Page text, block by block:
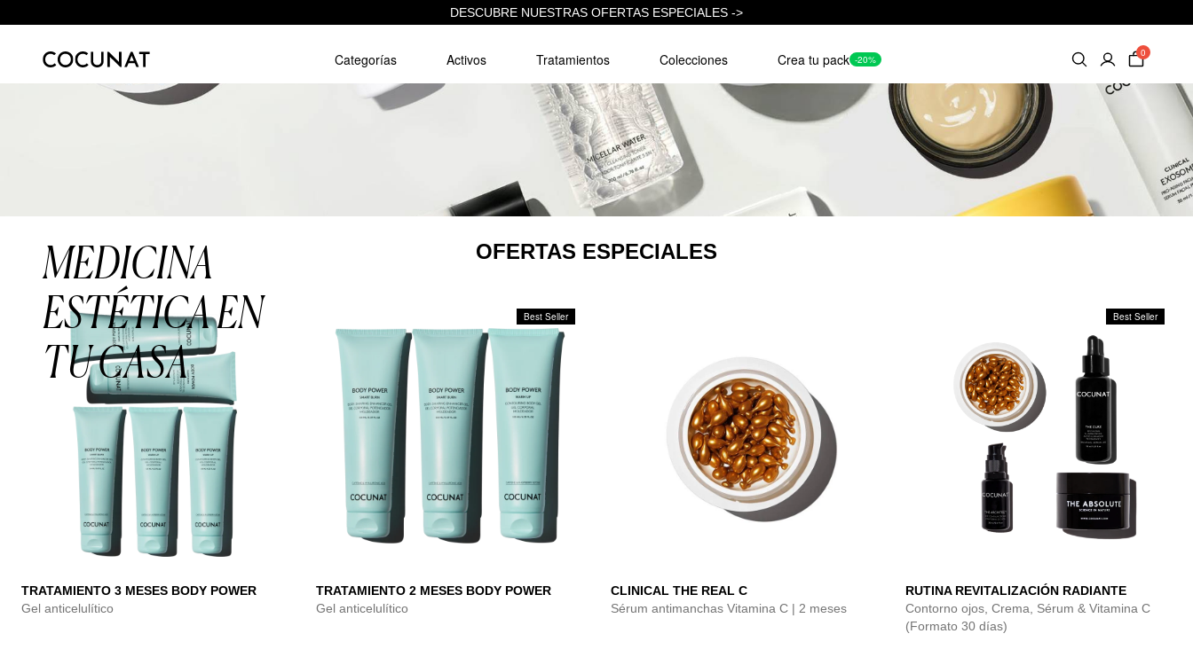
DESCUBRE NUESTRAS OFERTAS ESPECIALES ->
Categorías Activos Tratamientos Colecciones Crea tu pack -20%
0
MEDICINA
ESTÉTICA EN
TU CASA
OFERTAS ESPECIALES
TRATAMIENTO 3 MESES BODY POWER
Gel anticelulítico
Best Seller
TRATAMIENTO 2 MESES BODY POWER
Gel anticelulítico
CLINICAL THE REAL C
Sérum antimanchas Vitamina C | 2 meses
Best Seller
RUTINA REVITALIZACIÓN RADIANTE
Contorno ojos, Crema, Sérum & Vitamina C
(Formato 30 días)